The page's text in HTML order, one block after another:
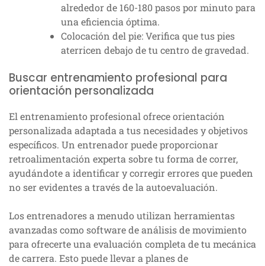
alrededor de 160-180 pasos por minuto para
una eficiencia óptima.
Colocación del pie: Verifica que tus pies
aterricen debajo de tu centro de gravedad.
Buscar entrenamiento profesional para
orientación personalizada
El entrenamiento profesional ofrece orientación
personalizada adaptada a tus necesidades y objetivos
específicos. Un entrenador puede proporcionar
retroalimentación experta sobre tu forma de correr,
ayudándote a identificar y corregir errores que pueden
no ser evidentes a través de la autoevaluación.
Los entrenadores a menudo utilizan herramientas
avanzadas como software de análisis de movimiento
para ofrecerte una evaluación completa de tu mecánica
de carrera. Esto puede llevar a planes de